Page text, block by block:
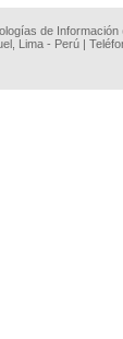
de
Lima - Perú |